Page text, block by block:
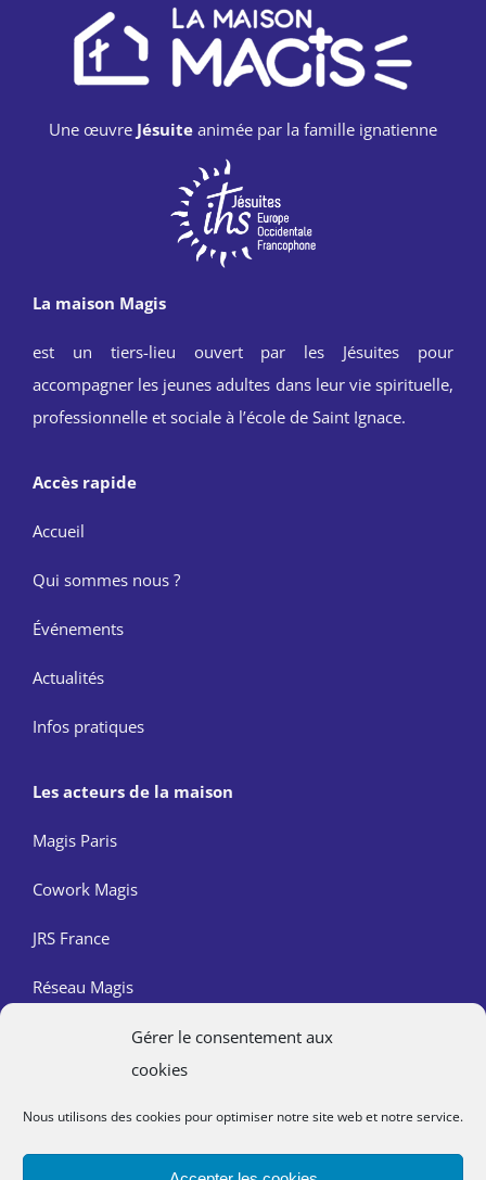
Gérer le consentement aux
cookies
Nous utilisons des cookies pour optimiser notre site web et notre service.
Une œuvre Jésuite animée par la famille ignatienne
La maison Magis
est un tiers-lieu ouvert par les Jésuites pour
accompagner les jeunes adultes dans leur vie spirituelle,
professionnelle et sociale à l’école de Saint Ignace.
Accès rapide
Accueil
Qui sommes nous ?
Événements
Actualités
Infos pratiques
Les acteurs de la maison
Magis Paris
Cowork Magis
JRS France
Réseau Magis
Mentions légales